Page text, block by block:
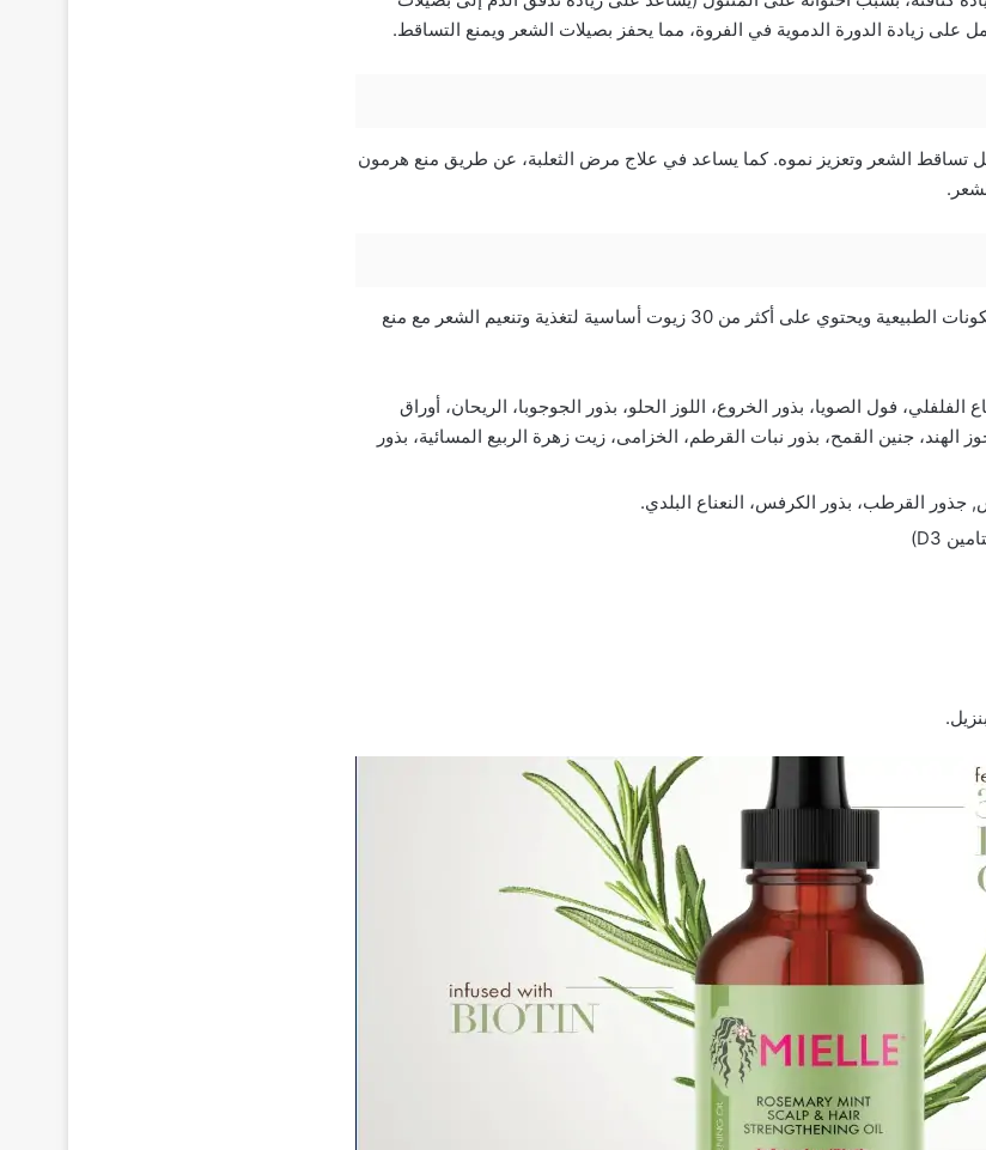
على زيادة الدورة الدموية في الفروة، مما يحفز بصيلات الشعر ويمنع التساقط.
تساقط الشعر وتعزيز نموه. كما يساعد في علاج مرض الثعلبة، عن طريق منع هرمون
يتكون زيت Mielle من العديد من المكونات الطبيعية ويحتوي على أكثر من 30 زيوت أساسية لتغذية وتنعيم الشعر مع منع
الفلفلي، فول الصويا، بذور الخروع، اللوز الحلو، بذور الجوجوبا، الريحان، أوراق
الهند، جنين القمح، بذور نبات القرطم، الخزامى، زيت زهرة الربيع المسائية، بذور
جذور القرطب، بذور الكرفس، النعناع البلدي.